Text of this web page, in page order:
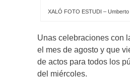
XALÓ FOTO ESTUDI –
Unas celebraciones con
el mes de agosto y que
de actos para todos los
del miércoles.